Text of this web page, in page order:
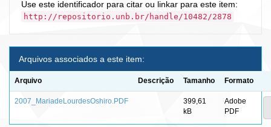
Use este identificador para citar ou linkar para este item:
http://repositorio.unb.br/handle/10482/2878
Arquivos associados a este item:
Arquivo Descrição Tamanho Formato
2007_MariadeLourdesOshiro.PDF
399,61
kB
Adobe
PDF